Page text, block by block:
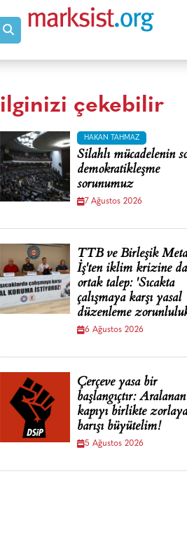
ilginizi çekebilir
HAKAN TAHMAZ
Silahlı mücadelenin
demokratikleşme
sorunumuz
7 Ağustos 2026
TTB ve Birleşik
İş'ten iklim krizine
ortak talep: 'Sıcakta
çalışmaya karşı yasal
düzenleme
6 Ağustos 2026
Çerçeve yasa bir
başlangıçtır: Aralanan
kapıyı birlikte
barışı büyütelim!
5 Ağustos 2026